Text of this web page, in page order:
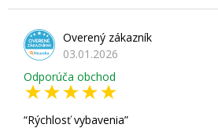
Overený zákazník
03.01.2026
Odporúča obchod
Rýchlosť vybavenia